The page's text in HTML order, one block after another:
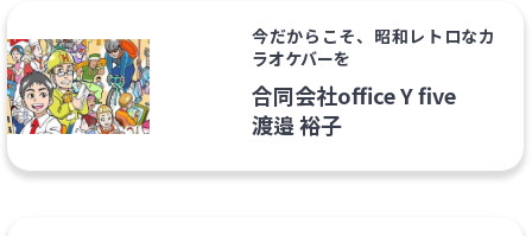
今だからこそ、昭和レトロなカ
ラオケバーを
合同会社office Y five
渡邉 裕子